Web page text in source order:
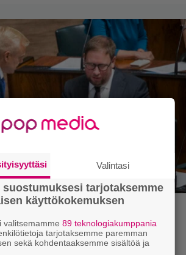
kiinni jäänyt
jälleen spraypullo
puolueita ei kiinnosta
Valintasi
suostumuksesi tarjotaksemme
käyttökokemuksen
valitsemamme 89 teknologiakumppania
tarjotaksemme paremman
sekä kohdentaaksemme sisältöä ja